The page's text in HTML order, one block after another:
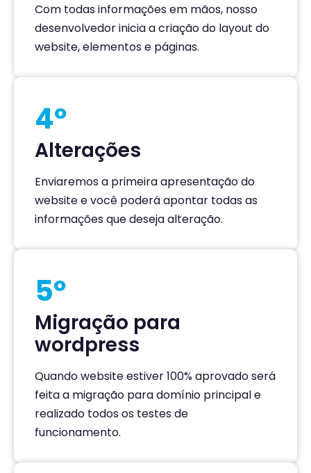
Com todas informações em mãos, nosso
desenvolvedor inicia a criação do layout do
website, elementos e páginas.
4º
Alterações
Enviaremos a primeira apresentação do
website e você poderá apontar todas as
informações que deseja alteração.
5º
Migração para
wordpress
Quando website estiver 100% aprovado será
feita a migração para domínio principal e
realizado todos os testes de
funcionamento.